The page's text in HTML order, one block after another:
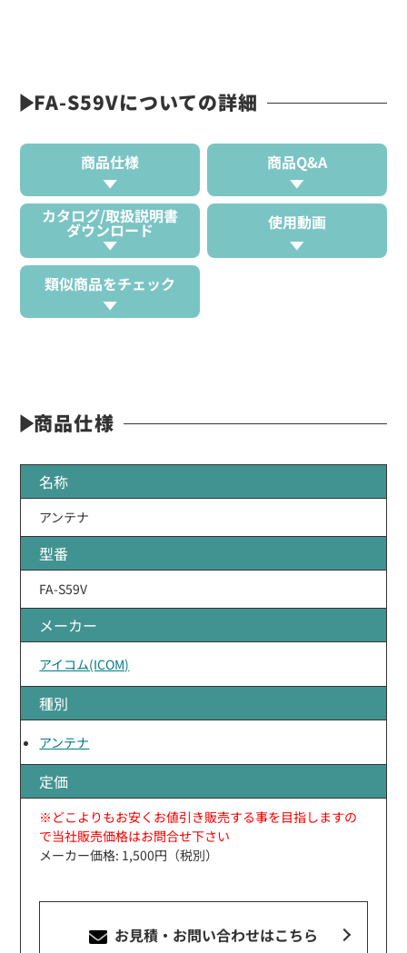
FA-S59Vについての詳細
商品仕様 商品Q&A
カタログ/取扱説明書
ダウンロード 使用動画
類似商品をチェック
商品仕様
名称
アンテナ
型番
FA-S59V
メーカー
アイコム(ICOM)
種別
アンテナ
定価
※どこよりもお安くお値引き販売する事を目指しますの
で当社販売価格はお問合せ下さい
メーカー価格: 1,500円（税別）
お見積・お問い合わせはこちら